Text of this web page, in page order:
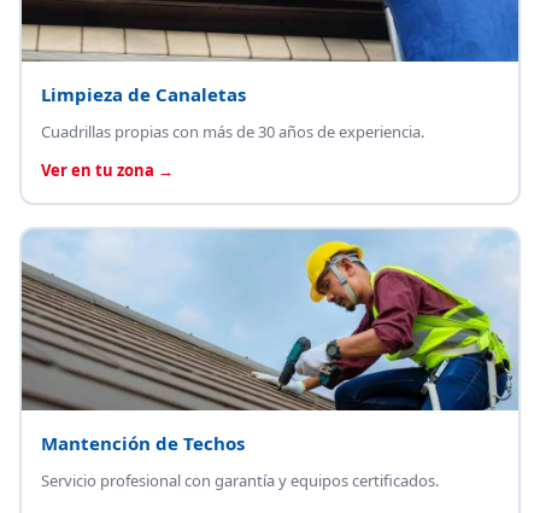
Limpieza de Canaletas
Cuadrillas propias con más de 30 años de experiencia.
Ver en tu zona →
Mantención de Techos
Servicio profesional con garantía y equipos certificados.